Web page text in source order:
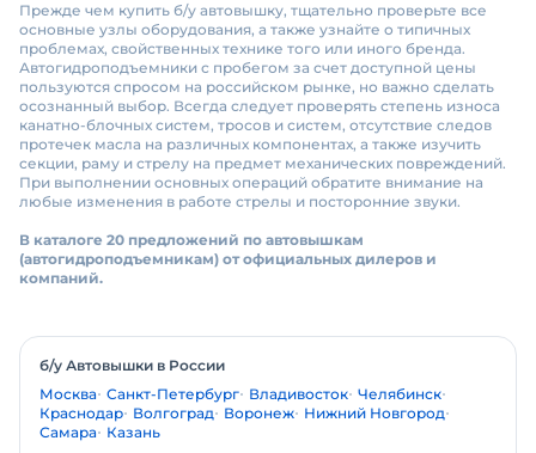
Прежде чем купить б/у автовышку, тщательно проверьте все
основные узлы оборудования, а также узнайте о типичных
проблемах, свойственных технике того или иного бренда.
Автогидроподъемники с пробегом за счет доступной цены
пользуются спросом на российском рынке, но важно сделать
осознанный выбор. Всегда следует проверять степень износа
канатно-блочных систем, тросов и систем, отсутствие следов
протечек масла на различных компонентах, а также изучить
секции, раму и стрелу на предмет механических повреждений.
При выполнении основных операций обратите внимание на
любые изменения в работе стрелы и посторонние звуки.
В каталоге 20 предложений по автовышкам
(автогидроподъемникам) от официальных дилеров и
компаний.
б/у Автовышки в России
Москва Санкт-Петербург Владивосток Челябинск
Краснодар Волгоград Воронеж Нижний Новгород
Самара Казань